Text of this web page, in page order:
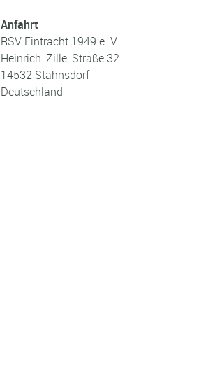
Anfahrt
RSV Eintracht 1949 e. V.
Heinrich-Zille-Straße 32
14532 Stahnsdorf
Deutschland